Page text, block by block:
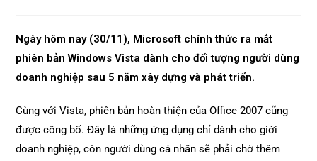
Ngày hôm nay (30/11), Microsoft chính thức ra mắt
phiên bản Windows Vista dành cho đối tượng người dùng
doanh nghiệp sau 5 năm xây dựng và phát triển.
Cùng với Vista, phiên bản hoàn thiện của Office 2007 cũng
được công bố. Đây là những ứng dụng chỉ dành cho giới
doanh nghiệp, còn người dùng cá nhân sẽ phải chờ thêm